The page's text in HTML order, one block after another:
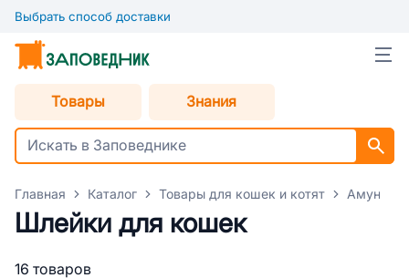
Выбрать способ доставки
Товары Знания
Главная Каталог Товары для кошек и котят
Шлейки для кошек
16 товаров